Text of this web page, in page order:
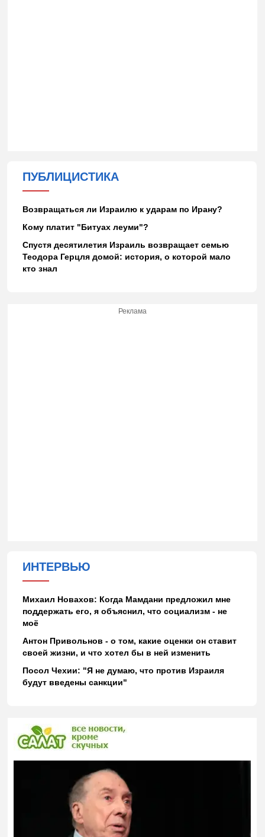
ПУБЛИЦИСТИКА
Возвращаться ли Израилю к ударам по Ирану?
Кому платит "Битуах леуми"?
Спустя десятилетия Израиль возвращает семью
Теодора Герцля домой: история, о которой мало
кто знал
Реклама
ИНТЕРВЬЮ
Михаил Новахов: Когда Мамдани предложил мне
поддержать его, я объяснил, что социализм - не
моё
Антон Привольнов - о том, какие оценки он ставит
своей жизни, и что хотел бы в ней изменить
Посол Чехии: "Я не думаю, что против Израиля
будут введены санкции"